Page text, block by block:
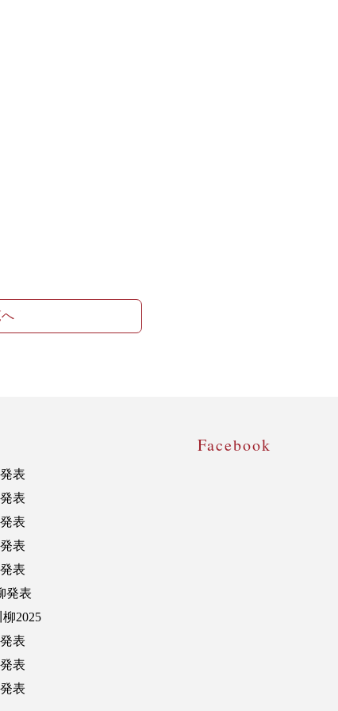
表
表
表
表
表
発表
2025
表
表
表
Facebook